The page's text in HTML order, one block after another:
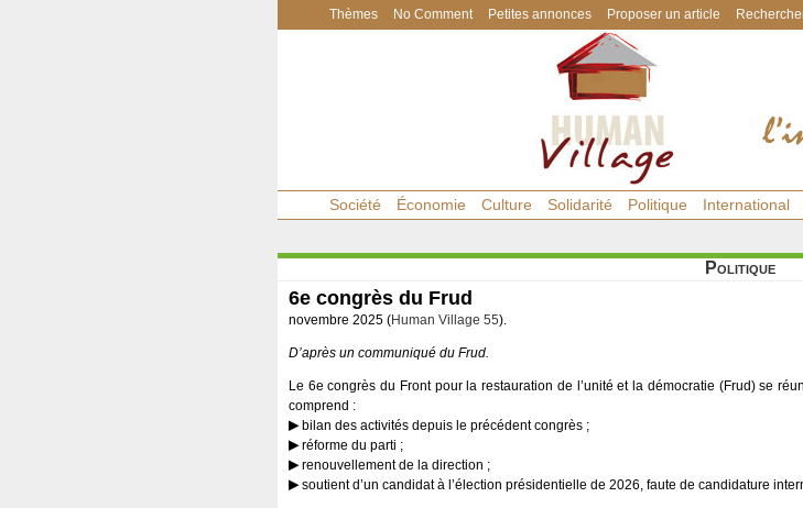
Thèmes No Comment Petites annonces Proposer un article
Société Économie Culture Solidarité Politique International
Politique
6e congrès du Frud
novembre 2025 (Human Village 55).
D’après un communiqué du Frud.
Le 6e congrès du Front pour la restauration de l’unité et la démocratie (Frud) se
comprend :
bilan des activités depuis le précédent congrès ;
réforme du parti ;
renouvellement de la direction ;
soutient d’un candidat à l’élection présidentielle de 2026, faute de candidature